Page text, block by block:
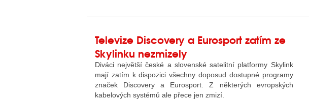
Televize Discovery a Eurosport zatím ze
Skylinku nezmizely
Diváci největší české a slovenské satelitní platformy Skylink
mají zatím k dispozici všechny doposud dostupné programy
značek Discovery a Eurosport. Z některých evropských
kabelových systémů ale přece jen zmizí.